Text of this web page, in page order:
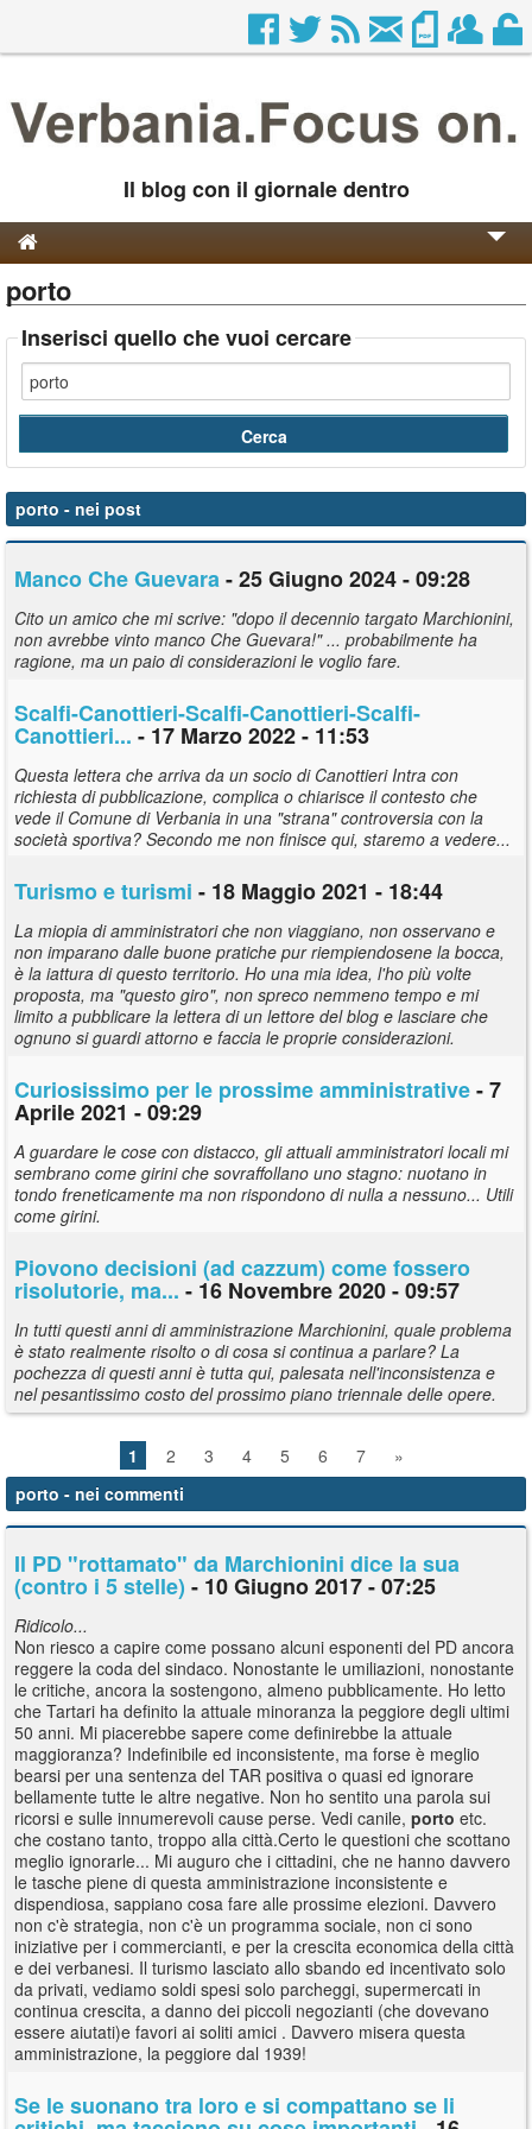
Il blog con il giornale dentro
Genesi e Storia
Contatti
porto
Inserisci quello che vuoi cercare
porto - nei post
Manco Che Guevara- 25 Giugno 2024 - 09:28
Cito un amico che mi scrive: "dopo il decennio targato Marchionini,
non avrebbe vinto manco Che Guevara!" ... probabilmente ha
ragione, ma un paio di considerazioni le voglio fare.
Scalfi-Canottieri-Scalfi-Canottieri-Scalfi-
Canottieri... - 17 Marzo 2022 - 11:53
Questa lettera che arriva da un socio di Canottieri Intra con
richiesta di pubblicazione, complica o chiarisce il contesto che
vede il Comune di Verbania in una "strana" controversia con la
società sportiva? Secondo me non finisce qui, staremo a vedere...
Turismo e turismi - 18 Maggio 2021 - 18:44
La miopia di amministratori che non viaggiano, non osservano e
non imparano dalle buone pratiche pur riempiendosene la bocca,
è la iattura di questo territorio. Ho una mia idea, l'ho più volte
proposta, ma "questo giro", non spreco nemmeno tempo e mi
limito a pubblicare la lettera di un lettore del blog e lasciare che
ognuno si guardi attorno e faccia le proprie considerazioni.
Curiosissimo per le prossime amministrative- 7
Aprile 2021 - 09:29
A guardare le cose con distacco, gli attuali amministratori locali mi
sembrano come girini che sovraffollano uno stagno: nuotano in
tondo freneticamente ma non rispondono di nulla a nessuno... Utili
come girini.
Piovono decisioni (ad cazzum) come fossero
risolutorie, ma... - 16 Novembre 2020 - 09:57
In tutti questi anni di amministrazione Marchionini, quale problema
è stato realmente risolto o di cosa si continua a parlare? La
pochezza di questi anni è tutta qui, palesata nell'inconsistenza e
nel pesantissimo costo del prossimo piano triennale delle opere.
1 2 3 4 5 6 7
»
porto - nei commenti
Il PD "rottamato" da Marchionini dice la sua
(contro i 5 stelle) - 10 Giugno 2017 - 07:25
Ridicolo...
Non riesco a capire come possano alcuni esponenti del PD ancora
reggere la coda del sindaco. Nonostante le umiliazioni, nonostante
le critiche, ancora la sostengono, almeno pubblicamente. Ho letto
che Tartari ha definito la attuale minoranza la peggiore degli ultimi
50 anni. Mi piacerebbe sapere come definirebbe la attuale
maggioranza? Indefinibile ed inconsistente, ma forse è meglio
bearsi per una sentenza del TAR positiva o quasi ed ignorare
bellamente tutte le altre negative. Non ho sentito una parola sui
ricorsi e sulle innumerevoli cause perse. Vedi canile, porto etc.
che costano tanto, troppo alla città.Certo le questioni che scottano
meglio ignorarle... Mi auguro che i cittadini, che ne hanno davvero
le tasche piene di questa amministrazione inconsistente e
dispendiosa, sappiano cosa fare alle prossime elezioni. Davvero
non c'è strategia, non c'è un programma sociale, non ci sono
iniziative per i commercianti, e per la crescita economica della città
e dei verbanesi. Il turismo lasciato allo sbando ed incentivato solo
da privati, vediamo soldi spesi solo parcheggi, supermercati in
continua crescita, a danno dei piccoli negozianti (che dovevano
essere aiutati)e favori ai soliti amici . Davvero misera questa
amministrazione, la peggiore dal 1939!
Se le suonano tra loro e si compattano se li